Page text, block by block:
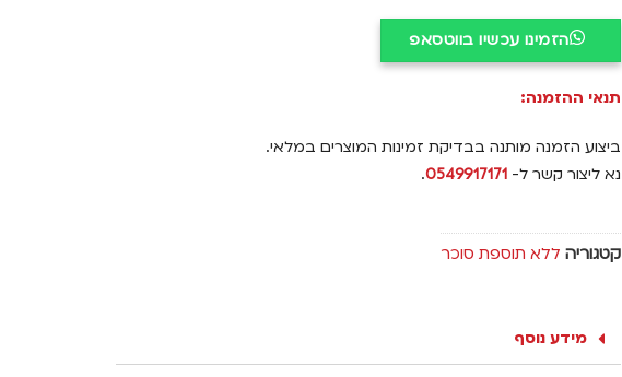
הזמינו עכשיו בווטסאפ
תנאי ההזמנה:
ביצוע הזמנה מותנה בבדיקת זמינות המוצרים במלאי.
נא ליצור קשר ל-0549917171
.
קטגוריה ללא תוספת סוכר
מידע נוסף